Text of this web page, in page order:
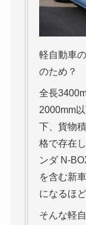
軽自動車
のため？
全長
2000mm
下、貨物
格で存在
ンダ N-
を含む新
になるほ
そんな軽